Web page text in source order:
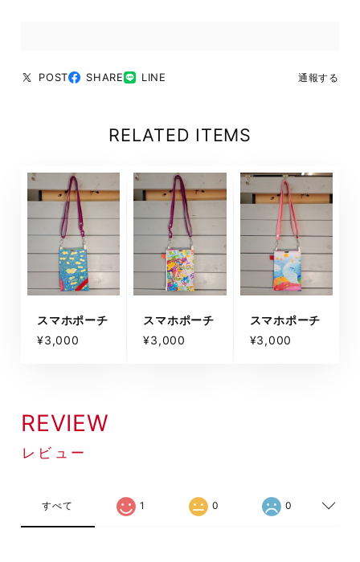
POST SHARE LINE 通報する
RELATED ITEMS
スマホポーチ
¥3,000
スマホポーチ
¥3,000
スマホポーチ
¥3,000
REVIEW
レビュー
すべて 1 0 0